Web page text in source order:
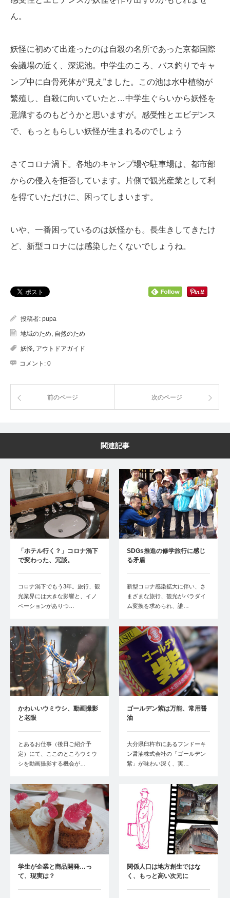
ん。
妖怪に初めて出逢ったのは自殺の名所であった京都国際
会議場の近く、深泥池。中学生のころ、バス釣りでキャ
ンプ中に白骨死体が“見え”ました。この池は水中植物が
繁殖し、自殺に向いていたと…中学生ぐらいから妖怪を
意識するのもどうかと思いますが。感受性とエビデンス
で、もっともらしい妖怪が生まれるのでしょう
さてコロナ渦下。各地のキャンプ場や駐車場は、都市部
からの侵入を拒否しています。片側で観光産業として利
を得ていただけに、困ってしまいます。
いや、一番困っているのは妖怪かも。長生きしてきたけ
ど、新型コロナには感染したくないでしょうね。
投稿者: pupa
地域のため 自然のため
妖怪 アウトドアガイド
コメント: 0
前のページ 次のページ
関連記事
「ホテル行く？」コロナ渦下
で変わった、冗談。
コロナ渦下でもう3年。旅行、観
光業界には大きな影響と、イノ
ベーションがありつ…
SDGs推進の修学旅行に感じ
る矛盾
新型コロナ感染拡大に伴い、さ
まざまな旅行、観光がパラダイ
ム変換を求められ、誰…
かわいいウミウシ、動画撮影
と老眼
とあるお仕事（後日ご紹介予
定）にて、ここのところウミウ
シを動画撮影する機会が…
ゴールデン紫は万能、常用醤
油
大分県臼杵市にあるフンドーキ
ン醤油株式会社の「ゴールデン
紫」が味わい深く、実…
学生が企業と商品開発…っ
て、現実は？
関係人口は地方創生ではな
く、もっと高い次元に